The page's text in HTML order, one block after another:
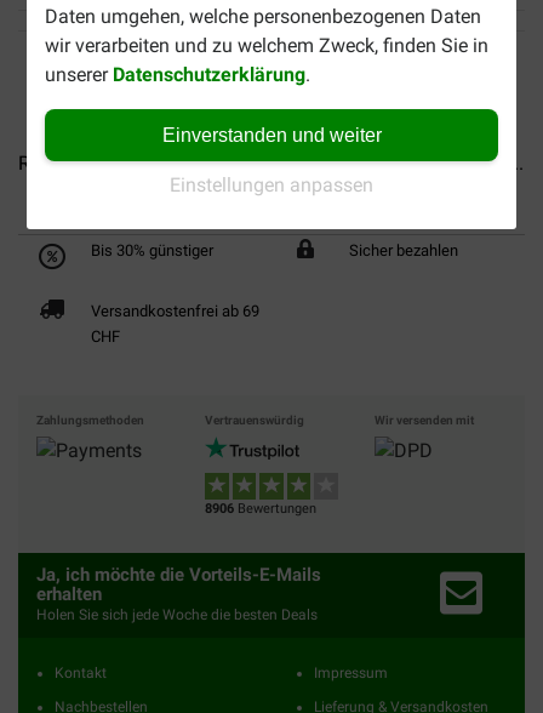
Daten umgehen, welche personenbezogenen Daten
wir verarbeiten und zu welchem Zweck, finden Sie in
unserer Datenschutzerklärung.
Einverstanden und weiter
Einstellungen anpassen
Royal Canin Expert Adult... Royal Canin Expert Neutered...
Bis 30% günstiger Sicher bezahlen
Versandkostenfrei ab 69
CHF
Zahlungsmethoden Vertrauenswürdig
8906 Bewertungen
Wir versenden mit
Ja, ich möchte die Vorteils-E-Mails
erhalten
Holen Sie sich jede Woche die besten Deals
Kontakt
Nachbestellen
Impressum
Lieferung & Versandkosten